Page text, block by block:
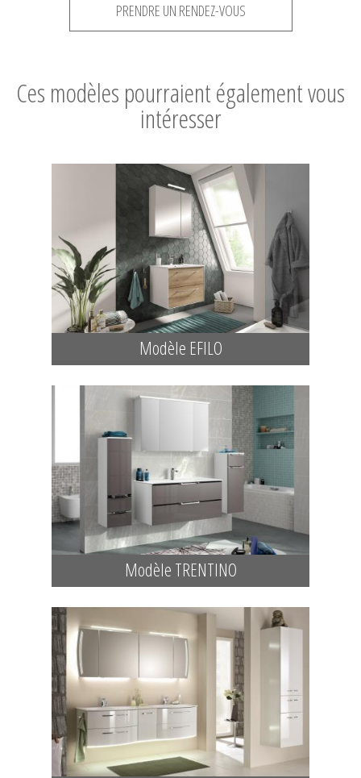
PRENDRE UN RENDEZ-VOUS
Ces modèles pourraient également vous
intéresser
Modèle EFILO
Modèle TRENTINO